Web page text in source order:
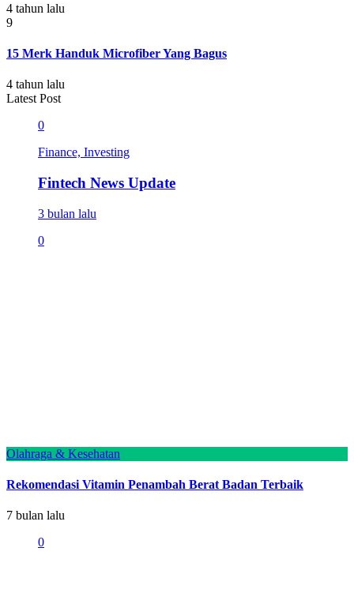
4 tahun lalu
9
15 Merk Handuk Microfiber Yang Bagus
4 tahun lalu
Latest Post
0
Finance, Investing
Fintech News Update
3 bulan lalu
0
Olahraga & Kesehatan
Rekomendasi Vitamin Penambah Berat Badan Terbaik
7 bulan lalu
0